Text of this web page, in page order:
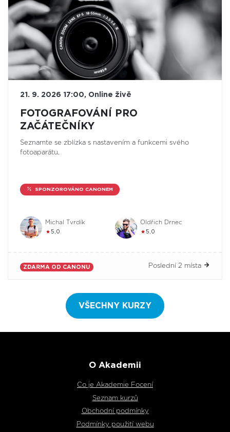
21. 9. 2026 17:00, Online živě
FOTOGRAFOVÁNÍ PRO
ZAČÁTEČNÍKY
Seznamte se zblízka s nastavením a funkcemi svého
fotoaparátu.
SPONZOROVÁNO CANONEM
Michal Tvrdík
★ 5,0
Oldřich Drnec
★ 5,0
ZDARMA OD CANONU Poslední 2 místa
VŠECHNY KURZY
O Akademii
Co je Akademie Focení
Seznam kurzů
Obchodní podmínky
Podmínky použití webu